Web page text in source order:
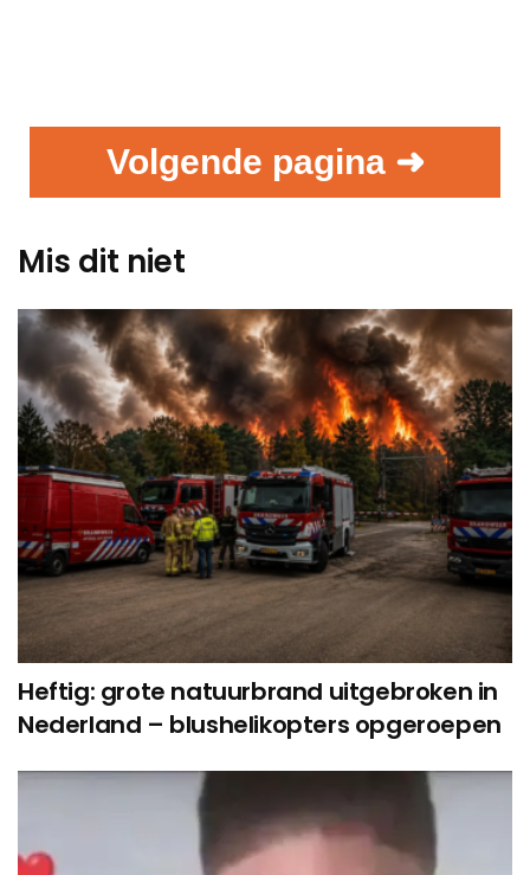
Volgende pagina ➜
Mis dit niet
Heftig: grote natuurbrand uitgebroken in
Nederland – blushelikopters opgeroepen